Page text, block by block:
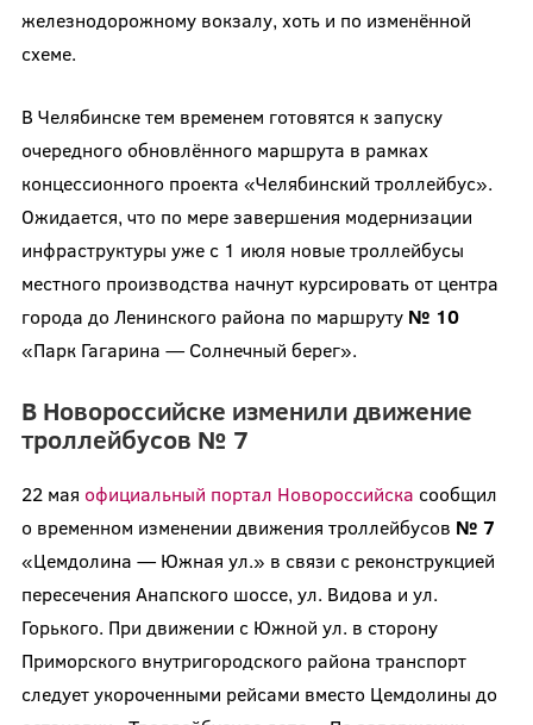
железнодорожному вокзалу, хоть и по изменённой
схеме.
В Челябинске тем временем готовятся к запуску
очередного обновлённого маршрута в рамках
концессионного проекта «Челябинский троллейбус».
Ожидается, что по мере завершения модернизации
инфраструктуры уже с 1 июля новые троллейбусы
местного производства начнут курсировать от центра
города до Ленинского района по маршруту № 10
«Парк Гагарина — Солнечный берег».
В Новороссийске изменили движение
троллейбусов № 7
22 мая официальный портал Новороссийска сообщил
о временном изменении движения троллейбусов № 7
«Цемдолина — Южная ул.» в связи с реконструкцией
пересечения Анапского шоссе, ул. Видова и ул.
Горького. При движении с Южной ул. в сторону
Приморского внутригородского района транспорт
следует укороченными рейсами вместо Цемдолины до